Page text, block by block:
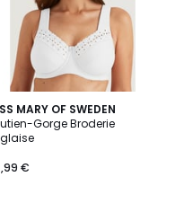
MARY OF SWEDEN
Gorge Broderie
€